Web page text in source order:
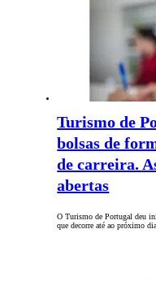
Turismo de
bolsas de
de carreira.
abertas
O Turismo de Portugal deu
que decorre até ao próximo